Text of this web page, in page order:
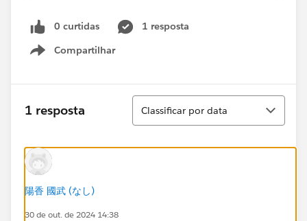
0 curtidas
1 resposta
Compartilhar
Show menu
1 resposta
Classificar
Classificar por data
陽香 國武 (なし)
30 de out. de 2024 14:38